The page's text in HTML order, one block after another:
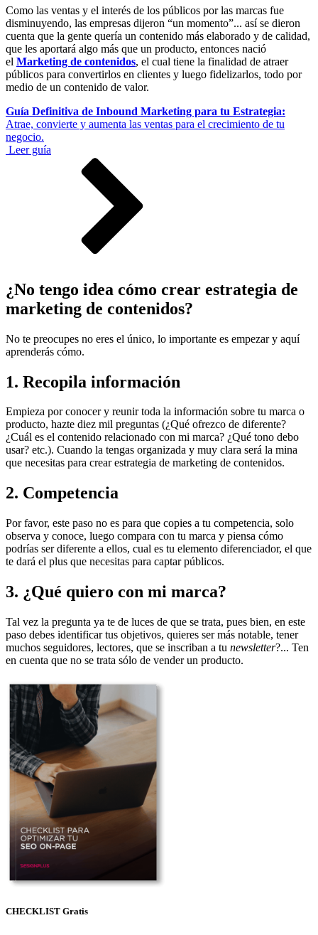
Como las ventas y el interés de los públicos por las marcas fue
disminuyendo, las empresas dijeron “un momento”... así se dieron
cuenta que la gente quería un contenido más elaborado y de calidad,
que les aportará algo más que un producto, entonces nació
el Marketing de contenidos, el cual tiene la finalidad de atraer
públicos para convertirlos en clientes y luego fidelizarlos, todo por
medio de un contenido de valor.
Guía Definitiva de Inbound Marketing para tu Estrategia:
Atrae, convierte y aumenta las ventas para el crecimiento de tu
negocio.
Leer guía
¿No tengo idea cómo crear estrategia de
marketing de contenidos?
No te preocupes no eres el único, lo importante es empezar y aquí
aprenderás cómo.
1. Recopila información
Empieza por conocer y reunir toda la información sobre tu marca o
producto, hazte diez mil preguntas (¿Qué ofrezco de diferente?
¿Cuál es el contenido relacionado con mi marca? ¿Qué tono debo
usar? etc.). Cuando la tengas organizada y muy clara será la mina
que necesitas para crear estrategia de marketing de contenidos.
2. Competencia
Por favor, este paso no es para que copies a tu competencia, solo
observa y conoce, luego compara con tu marca y piensa cómo
podrías ser diferente a ellos, cual es tu elemento diferenciador, el que
te dará el plus que necesitas para captar públicos.
3. ¿Qué quiero con mi marca?
Tal vez la pregunta ya te de luces de que se trata, pues bien, en este
paso debes identificar tus objetivos, quieres ser más notable, tener
muchos seguidores, lectores, que se inscriban a tu newsletter?... Ten
en cuenta que no se trata sólo de vender un producto.
CHECKLIST Gratis